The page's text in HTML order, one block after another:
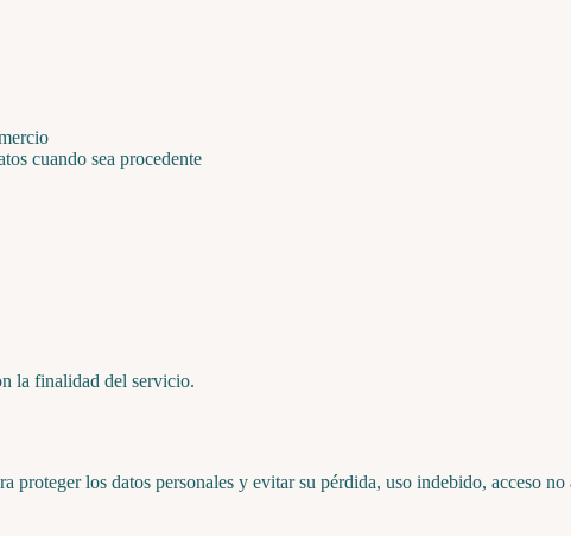
cuando sea procedente
la finalidad del servicio.
proteger los datos personales y evitar su pérdida, uso indebido, acceso